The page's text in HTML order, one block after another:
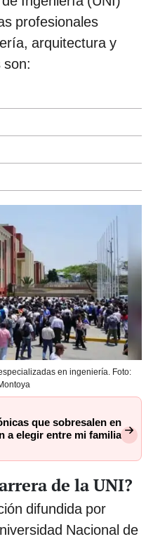
profesionales
arquitectura y
son:
en ingeniería. Foto:
que sobresalen en
a elegir entre mi familia
de la UNI?
difundida por
Nacional de